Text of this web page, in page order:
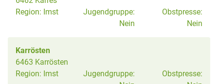
Region: Imst
Jugendgruppe:
Nein
Obstpresse:
Nein
Karrösten
6463 Karrösten
Region: Imst
Jugendgruppe:
Obstpresse: